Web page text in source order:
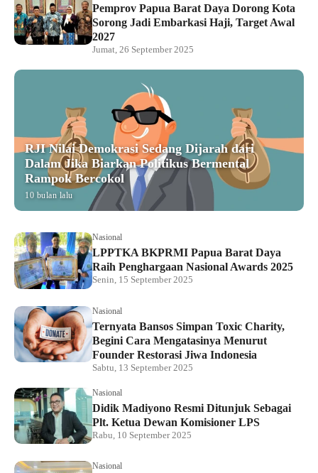
Pemprov Papua Barat Daya Dorong Kota
Sorong Jadi Embarkasi Haji, Target Awal
2027
Jumat, 26 September 2025
RJI Nilai Demokrasi Sedang Dijarah dari
Dalam Jika Biarkan Politikus Bermental
Rampok Bercokol
10 bulan lalu
Nasional
LPPTKA BKPRMI Papua Barat Daya
Raih Penghargaan Nasional Awards 2025
Senin, 15 September 2025
Nasional
Ternyata Bansos Simpan Toxic Charity,
Begini Cara Mengatasinya Menurut
Founder Restorasi Jiwa Indonesia
Sabtu, 13 September 2025
Nasional
Didik Madiyono Resmi Ditunjuk Sebagai
Plt. Ketua Dewan Komisioner LPS
Rabu, 10 September 2025
Nasional